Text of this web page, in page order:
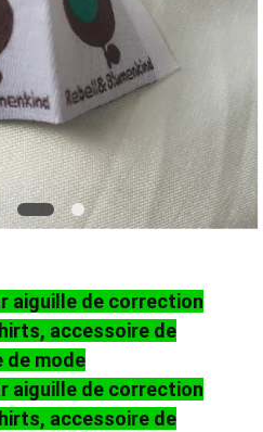
aiguille de correction
accessoire de
de mode
aiguille de correction
accessoire de